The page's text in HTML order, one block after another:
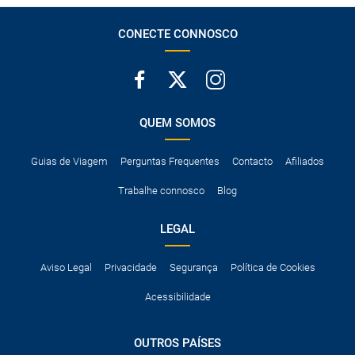
CONECTE CONNOSCO
QUEM SOMOS
Guias de Viagem Perguntas Frequentes Contacto Afiliados
Trabalhe connosco Blog
LEGAL
Aviso Legal Privacidade Segurança Política de Cookies
Acessibilidade
OUTROS PAÍSES